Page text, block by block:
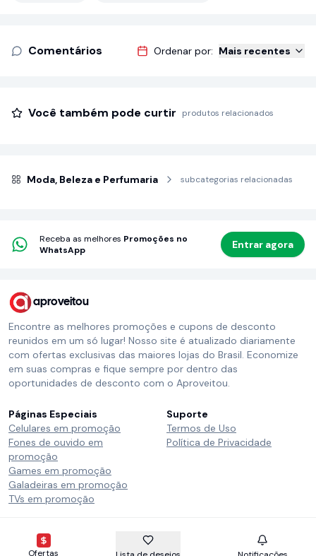
Ofertas
Comentários Ordenar por: Mais recentes
Você também pode curtir produtos relacionados
Moda, Beleza e Perfumaria subcategorias relacionadas
Receba as melhores Promoções no
WhatsApp
Entrar agora
aproveitou
Encontre as melhores promoções e cupons de desconto
reunidos em um só lugar! Nosso site é atualizado diariamente
com ofertas exclusivas das maiores lojas do Brasil. Economize
em suas compras e fique sempre por dentro das
oportunidades de desconto com o Aproveitou.
Páginas Especiais
Celulares em promoção
Fones de ouvido em
promoção
Games em promoção
Galadeiras em promoção
TVs em promoção
Suporte
Termos de Uso
Política de Privacidade
InstagramTelegramWhatsapp